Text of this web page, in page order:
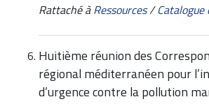
Rattaché à Ressources/Catalogue
Huitième réunion des
régional méditerranéen pour
d’urgence contre la pollution